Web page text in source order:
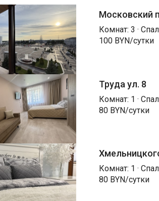
Московский
Комнат: 3 ·
100 BYN/сутки
Труда ул. 8
Комнат: 1 ·
80 BYN/сутки
Комнат: 1 ·
80 BYN/сутки